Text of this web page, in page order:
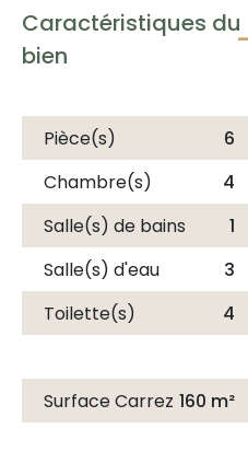
Répartie sur trois niveaux,
elle séduit par sa
adaptés à tous les projets
de vie.
Un agencement pensé
pour la liberté et
l’autonomie;
La maison propose des
espaces de vie
ingénieusement organisés
besoin familial ou
professionnel :
Caractéristiques du
bien
Pièce(s)
6
Chambre(s)
4
Salle(s) de bains
1
Salle(s) d'eau
3
Toilette(s)
4
Surface Carrez 160 m²